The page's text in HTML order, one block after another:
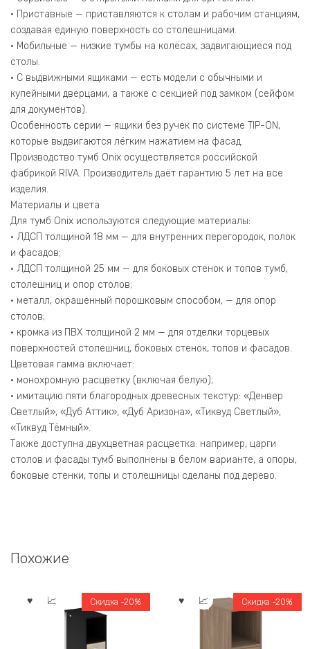
436*767*1185
• Приставные — приставляются к столам и рабочим станциям,
создавая единую поверхность со столешницами.
• Мобильные — низкие тумбы на колёсах, задвигающиеся под
столы.
• С выдвижными ящиками — есть модели с обычными и
купейными дверцами, а также с секцией под замком (сейфом
для документов).
Особенность серии — ящики без ручек по системе TIP-ON,
которые выдвигаются лёгким нажатием на фасад.
Производство тумб Onix осуществляется российской
фабрикой RIVA. Производитель даёт гарантию 5 лет на все
изделия.
Материалы и цвета
Для тумб Onix используются следующие материалы:
• ЛДСП толщиной 18 мм — для внутренних перегородок, полок
и фасадов;
• ЛДСП толщиной 25 мм — для боковых стенок и топов тумб,
столешниц и опор столов;
• металл, окрашенный порошковым способом, — для опор
столов;
• кромка из ПВХ толщиной 2 мм — для отделки торцевых
поверхностей столешниц, боковых стенок, топов и фасадов.
Цветовая гамма включает:
• монохромную расцветку (включая белую);
• имитацию пяти благородных древесных текстур: «Денвер
Светлый», «Дуб Аттик», «Дуб Аризона», «Тиквуд Светлый»,
«Тиквуд Тёмный».
Также доступна двухцветная расцветка: например, царги
столов и фасады тумб выполнены в белом варианте, а опоры,
боковые стенки, топы и столешницы сделаны под дерево.
Похожие
Скидка -20% Скидка -20%